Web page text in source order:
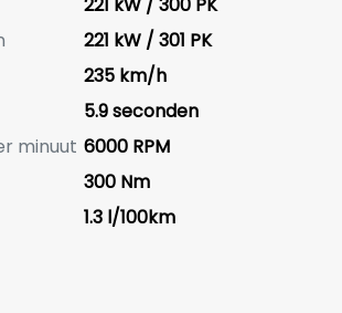
221 kW / 301 PK
235 km/h
5.9 seconden
minuut 6000 RPM
300 Nm
1.3 l/100km